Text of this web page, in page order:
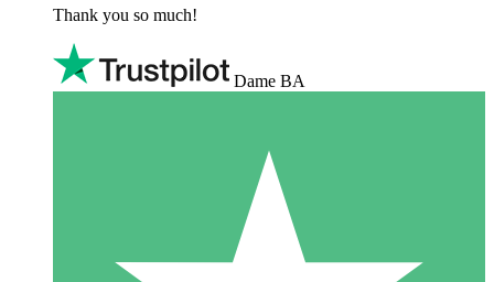
Thank you so much!
Dame BA